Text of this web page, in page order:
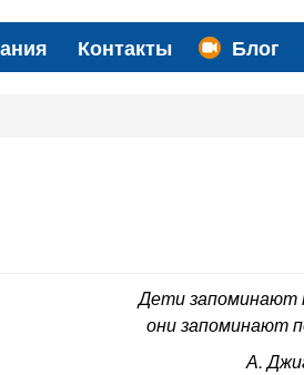
Контакты Блог
Дети запоминают
они запоминают
А.